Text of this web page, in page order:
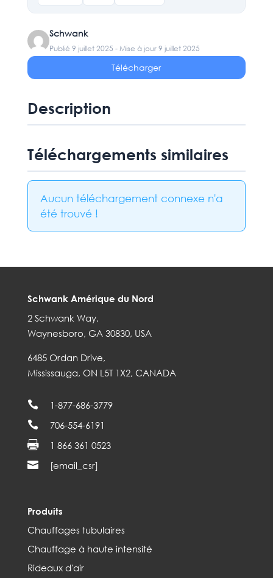
Schwank
Publié 9 juillet 2025 - Mise à jour 9 juillet 2025
Télécharger
Description
Téléchargements similaires
Aucun téléchargement connexe n'a
été trouvé !
Schwank Amérique du Nord
2 Schwank Way,
Waynesboro, GA 30830, USA
6485 Ordan Drive,
Mississauga, ON L5T 1X2, CANADA
 1-877-686-3779
 706-554-6191
 1 866 361 0523
 [email_csr]
Produits
Chauffages tubulaires
Chauffage à haute intensité
Rideaux d'air